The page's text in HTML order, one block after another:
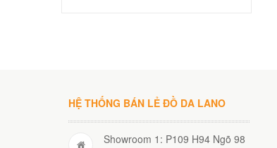
HỆ THỐNG BÁN LẺ ĐỒ DA LANO
Showroom 1: P109 H94 Ngõ 98